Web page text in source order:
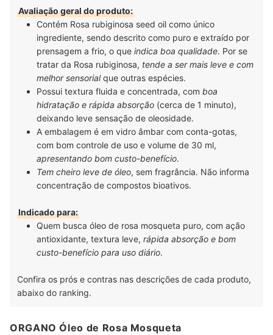
Sociedade Brasileira de Dermatologia (SBD). É mestra, também pela UNESP,
na área de Tricologia. Como sempre acreditou na importância do cabelo na
identidade e na autoestima das pessoas, principalmente, das mulheres, sua
formação na área clínica, cirúrgica e estética, a médica está em busca
constante por conhecimento e atualizações em congressos e cursos.
Acompanhe a Dra. Giuliane no Instagram, Youtube, Facebook, LinkedIn e
em seu site.
Avaliação geral do produto:
Contém Rosa rubiginosa seed oil como único
ingrediente, sendo descrito como puro e extraído por
prensagem a frio, o que indica boa qualidade. Por se
tratar da Rosa rubiginosa, tende a ser mais leve e com
melhor sensorialque outras espécies.
Possui textura fluida e concentrada, com boa
hidratação e rápida absorção (cerca de 1 minuto),
deixando leve sensação de oleosidade.
A embalagem é em vidro âmbar com conta-gotas,
com bom controle de uso e volume de 30 ml,
apresentando bom custo-benefício.
Tem cheiro leve de óleo, sem fragrância. Não informa
concentração de compostos bioativos.
Indicado para:
Quem busca óleo de rosa mosqueta puro, com ação
antioxidante, textura leve, rápida absorção e bom
custo-benefício para uso diário.
Confira os prós e contras nas descrições de cada produto,
abaixo do ranking.
ORGANO Óleo de Rosa Mosqueta